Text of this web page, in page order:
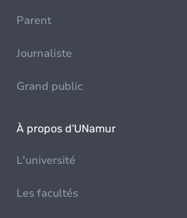
Parent
Journaliste
Grand public
À propos d'UNamur
L'université
Les facultés